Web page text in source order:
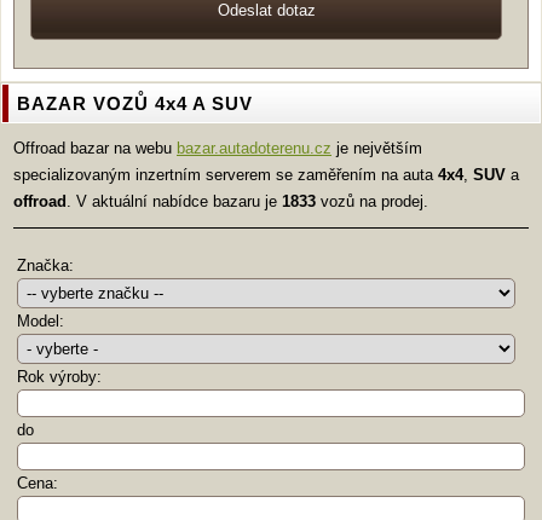
BAZAR VOZŮ 4x4 A SUV
Offroad bazar na webu bazar.autadoterenu.cz je největším
specializovaným inzertním serverem se zaměřením na auta 4x4, SUV a
offroad
. V aktuální nabídce bazaru je 1833 vozů na prodej.
Značka:
Model:
Rok výroby:
do
Cena: